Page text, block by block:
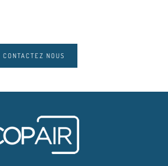
CONTACTEZ NOUS